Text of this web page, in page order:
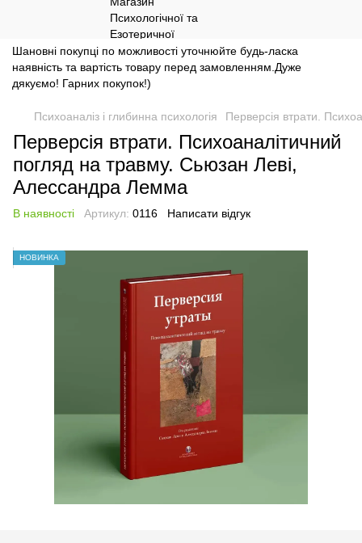
Шановні покупці по можливості уточнюйте будь-ласка
наявність та вартість товару перед замовленням.Дуже
дякуємо! Гарних покупок!)
Психоаналіз і глибинна психологія Перверсія втрати.
Перверсія втрати. Психоаналітичний
погляд на травму. Сьюзан Леві,
Алессандра Лемма
В наявності Артикул: 0116 Написати відгук
НОВИНКА